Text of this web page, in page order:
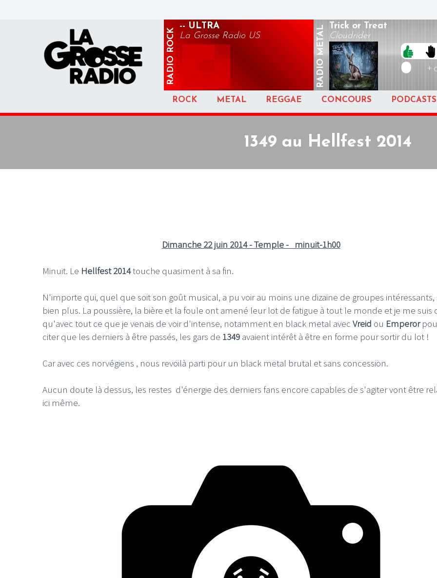
RADIO
ROCK
-- ULTRA
La Grosse Radio US
RADIO
METAL
Trick or Treat
Cloudrider
+
ROCK METAL REGGAE CONCOURS PODCASTS
1349 au Hellfest 2014
Dimanche 22 juin 2014 - Temple - minuit-1h00
Minuit. Le Hellfest 2014touche quasiment à sa fin.
N'importe qui, quel que soit son goût musical, a pu voir au moins une dizaine de groupes intéressants,
bien plus. La poussière, la bière et la foule ont amené leur lot de fatigue à tout le monde et je me suis
qu'avec tout ce que je venais de voir d'intense, notamment en black metal avec Vreid ou Emperor
citer que les derniers à être passés, les gars de 1349 avaient intérêt à être en forme pour sortir du lot !
Car avec ces norvégiens , nous revoilà parti pour un black metal brutal et sans concession.
Aucun doute là dessus, les restes d'énergie des derniers fans encore capables de s'agiter vont être
ici même.